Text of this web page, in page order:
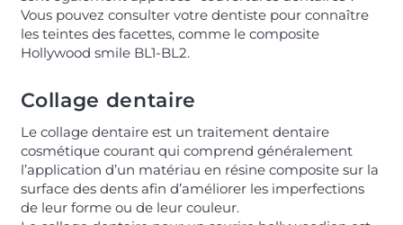
Vous pouvez consulter votre dentiste pour connaître
les teintes des facettes, comme le composite
Hollywood smile BL1-BL2.
Collage dentaire
Le collage dentaire est un traitement dentaire
cosmétique courant qui comprend généralement
l’application d’un matériau en résine composite sur la
surface des dents afin d’améliorer les imperfections
de leur forme ou de leur couleur.